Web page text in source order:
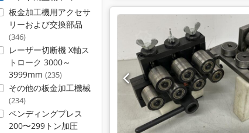
板金加工機用アクセサ
リーおよび交換部品
(346)
レーザー切断機 X軸ス
トローク 3000～
3999mm (235)
その他の板金加工機械
(234)
ベンディングプレス
200〜299トン加圧